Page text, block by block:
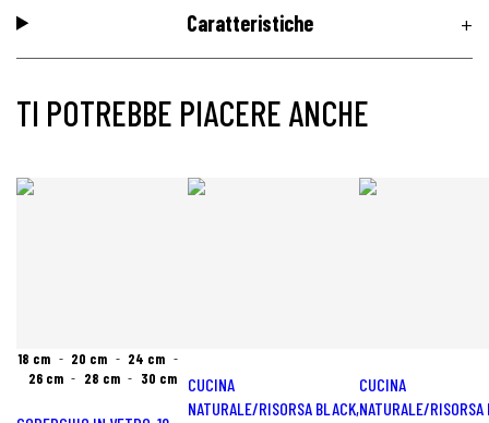
Caratteristiche
TI POTREBBE PIACERE ANCHE
18 cm 20 cm
24 cm
26 cm
28 cm 30 cm
CUCINA
NATURALE/RISORSA BLACK,
CUCINA
NATURALE/RISORSA